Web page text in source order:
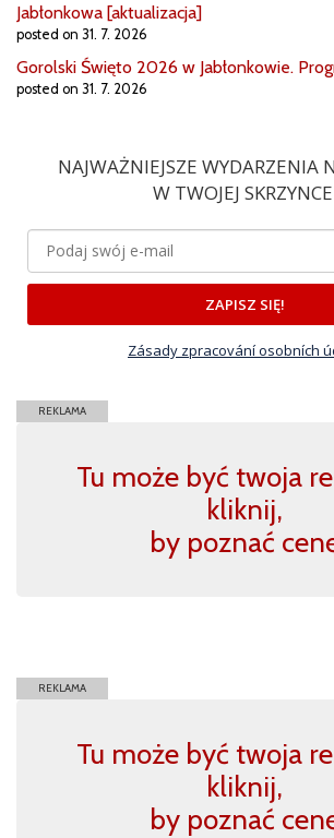
Jabłonkowa [aktualizacja]
posted on 31. 7. 2026
Gorolski Święto 2026 w Jabłonkowie.
posted on 31. 7. 2026
NAJWAŻNIEJSZE WYDARZENIA
W TWOJEJ
ZAPISZ SIĘ!
Zásady zpracování osobních
REKLAMA
Tu może być twoja
kliknij,
by poznać
REKLAMA
Tu może być twoja
kliknij,
by poznać